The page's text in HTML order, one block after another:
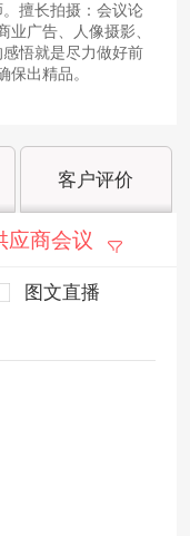
擅长拍摄：会议论
广告、人像摄影、
悟就是尽力做好前
保出精品。
客户评价
应商会议
图文直播